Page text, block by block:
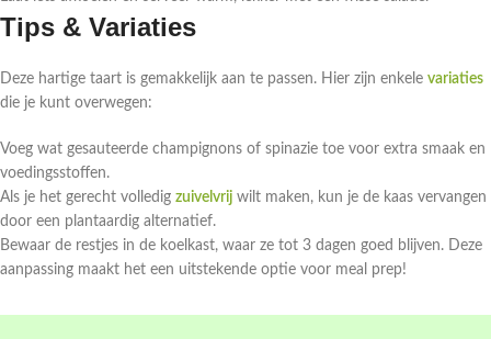
Tips & Variaties
Deze hartige taart is gemakkelijk aan te passen. Hier zijn enkele variaties
die je kunt overwegen:
Voeg wat gesauteerde champignons of spinazie toe voor extra smaak en
voedingsstoffen.
Als je het gerecht volledig zuivelvrij wilt maken, kun je de kaas vervangen
door een plantaardig alternatief.
Bewaar de restjes in de koelkast, waar ze tot 3 dagen goed blijven. Deze
aanpassing maakt het een uitstekende optie voor meal prep!